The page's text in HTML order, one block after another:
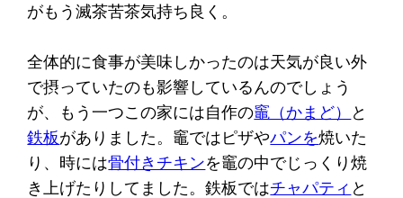
がもう滅茶苦茶気持ち良く。
全体的に食事が美味しかったのは天気が良い外
で摂っていたのも影響しているんのでしょう
が、もう一つこの家には自作の竈（かまど）
と
鉄板がありました。竈ではピザやパンを焼いた
り、時には骨付きチキンを竈の中でじっくり焼
き上げたりしてました。鉄板ではチャパティ と